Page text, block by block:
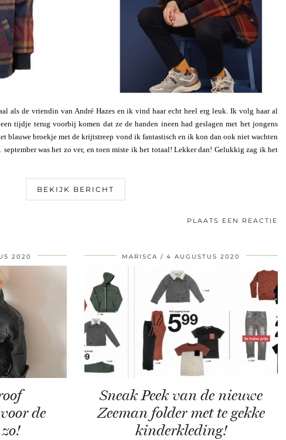
als de vriendin van André Hazes en ik vind haar echt heel erg leuk. Ik volg haar al
tijdje terug voorbij komen dat ze de handen ineen had geslagen met het jongens
blauwe broekje met de krijtstreep vond ik fantastisch en ik kon dan ook niet wachten
was het zo ver, en toen miste ik het totaal! Lekker dan! Gelukkig zag ik het
BEKIJK BERICHT
PLAATS EEN REACTIE
2020
de
MARISCA 4 AUGUSTUS 2020
Sneak Peek van de nieuwe
Zeeman folder met te gekke
kinderkleding!